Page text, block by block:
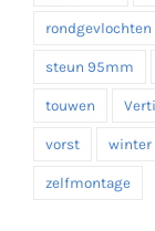
rondgevlochten
steun 95mm
touwen
vorst winter
zelfmontage